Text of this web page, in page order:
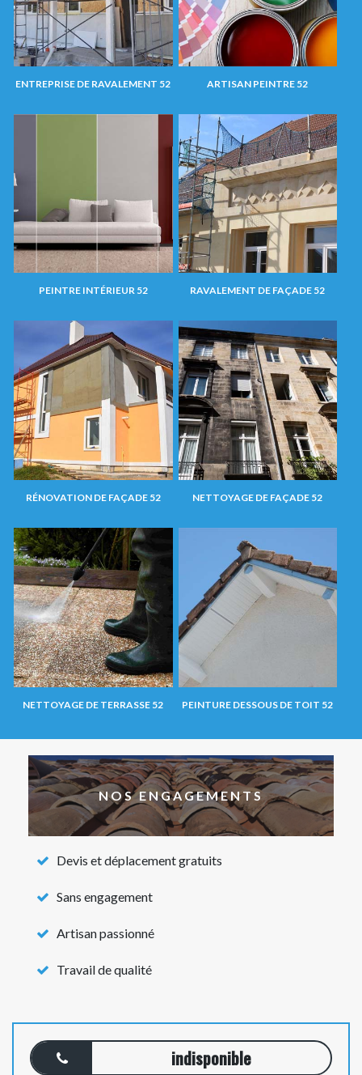
ENTREPRISE DE RAVALEMENT 52 ARTISAN PEINTRE 52
PEINTRE INTÉRIEUR 52 RAVALEMENT DE FAÇADE 52
RÉNOVATION DE FAÇADE 52 NETTOYAGE DE FAÇADE 52
NETTOYAGE DE TERRASSE 52 PEINTURE DESSOUS DE TOIT 52
NOS ENGAGEMENTS
Devis et déplacement gratuits
Sans engagement
Artisan passionné
Travail de qualité
indisponible